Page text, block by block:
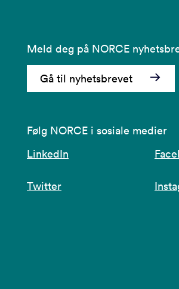
Meld deg på NORCE
Gå til nyhetsbrevet
Følg NORCE i sosiale medier
LinkedIn
Twitter